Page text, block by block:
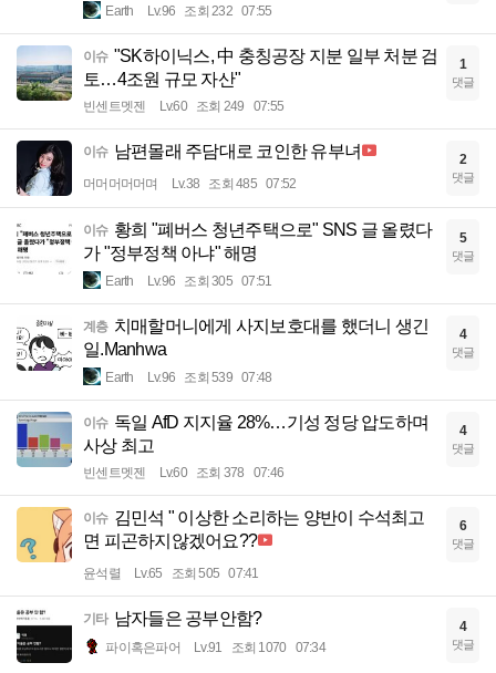
Earth Lv.96 조회 232 07:55
이슈 "SK하이닉스, 中 충칭공장 지분 일부 처분 검
토…4조원 규모 자산"
빈센트멧젠 Lv.60 조회 249 07:55
1
댓글
이슈 남편몰래 주담대로 코인한 유부녀
머머머머머며 Lv.38 조회 485 07:52
2
댓글
이슈 황희 "폐버스 청년주택으로" SNS 글 올렸다
가 "정부정책 아냐" 해명
Earth Lv.96 조회 305 07:51
5
댓글
계층 치매할머니에게 사지보호대를 했더니 생긴
일.Manhwa
Earth Lv.96 조회 539 07:48
4
댓글
이슈 독일 AfD 지지율 28%…기성 정당 압도하며
사상 최고
빈센트멧젠 Lv.60 조회 378 07:46
4
댓글
이슈 김민석 " 이상한 소리하는 양반이 수석최고
면 피곤하지않겠어요??
윤석렬 Lv.65 조회 505 07:41
6
댓글
기타 남자들은 공부안함?
파이혹은파어 Lv.91 조회 1070 07:34
4
댓글